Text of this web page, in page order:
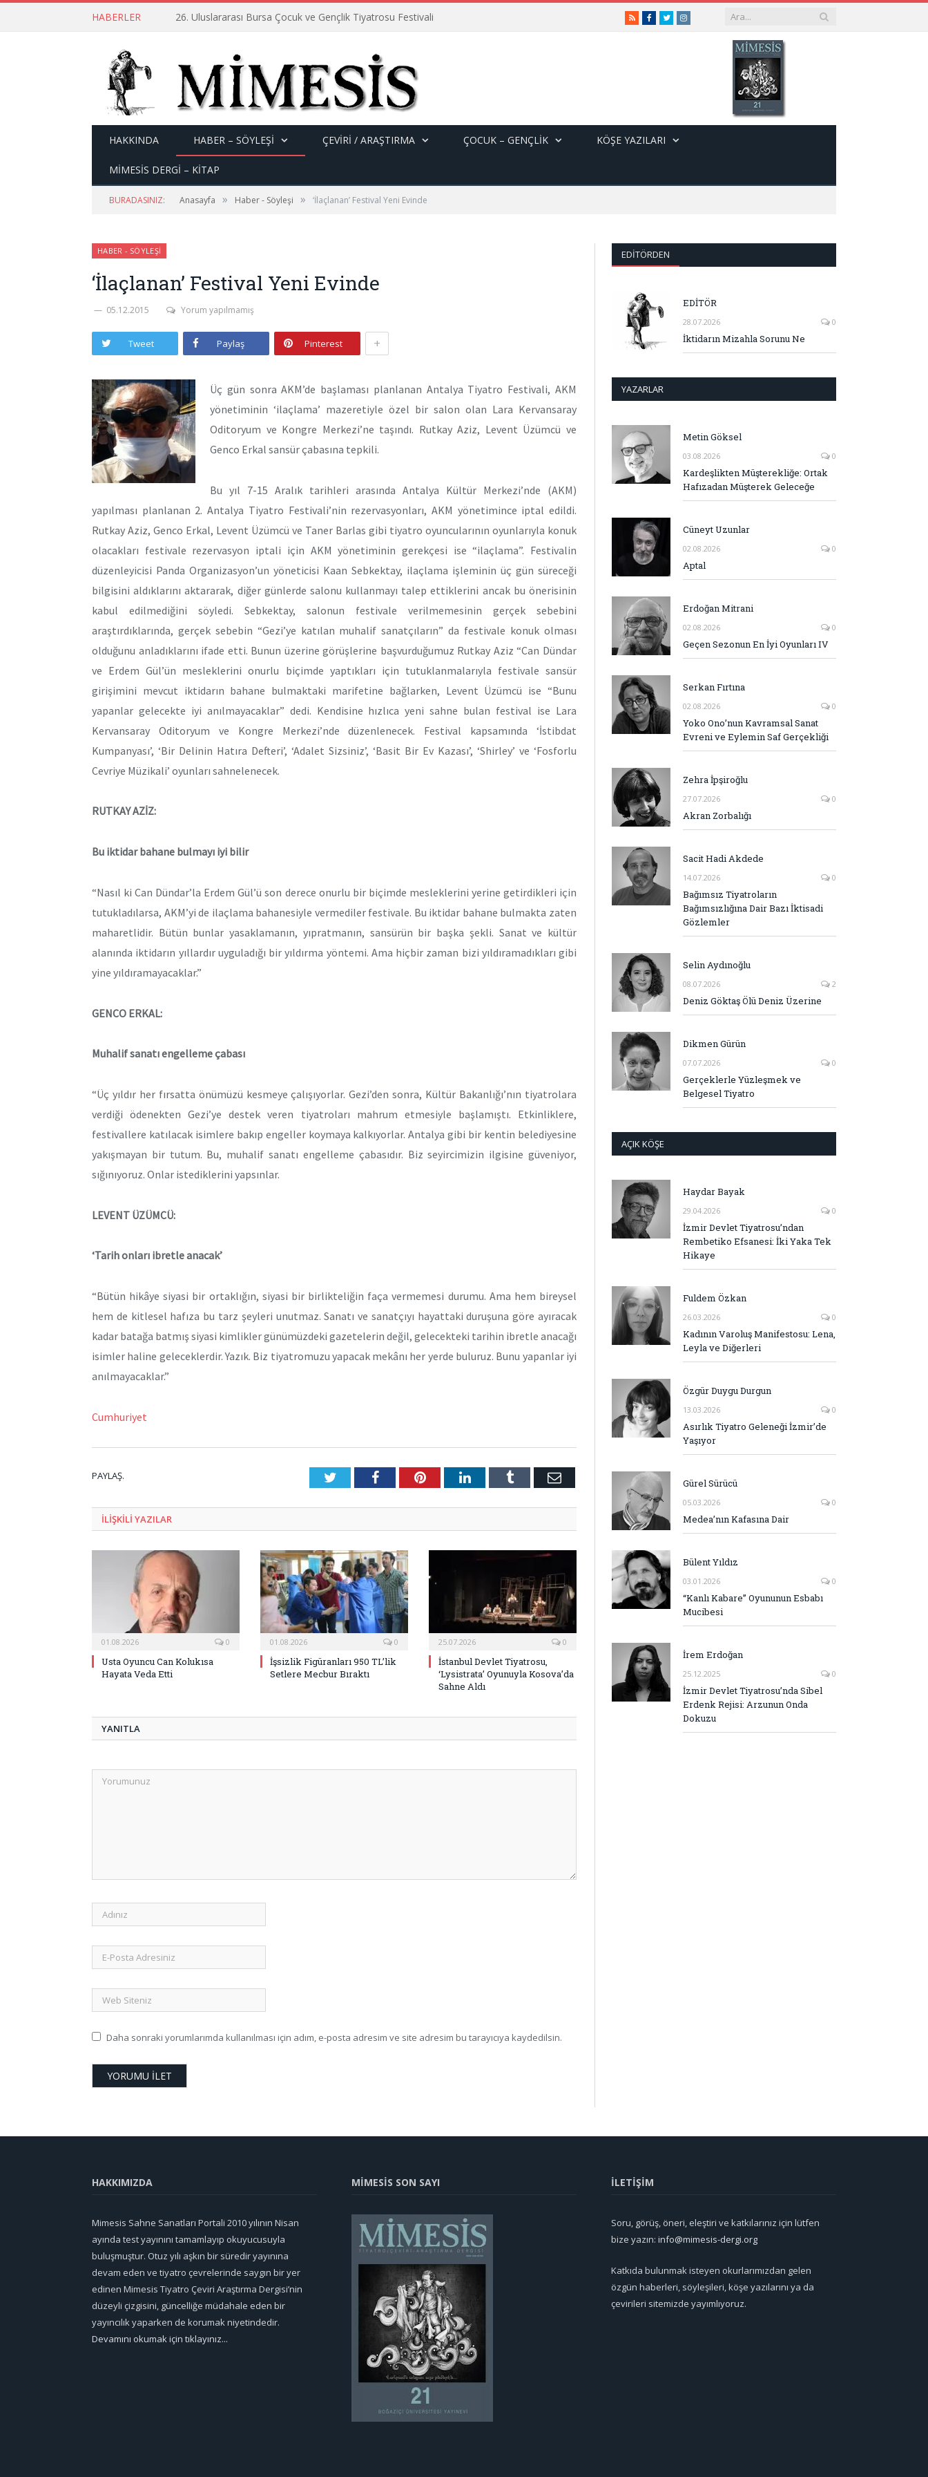
HABERLER 26. Uluslararası Bursa Çocuk ve Gençlik Tiyatrosu Festivali RSSFacebook
TwitterInstagram
HAKKINDA HABER – SÖYLEŞI ÇEVİRİ / ARAŞTIRMA ÇOCUK – GENÇLIK KÖŞE YAZILARI
MİMESİS DERGİ – KİTAP
BURADASINIZ: Anasayfa » Haber - Söyleşi » ‘İlaçlanan’ Festival Yeni Evinde
HABER - SÖYLEŞI
‘İlaçlanan’ Festival Yeni Evinde
05.12.2015 Yorum yapılmamış
Tweet Paylaş Pinterest +
Üç gün sonra AKM’de başlaması planlanan Antalya Tiyatro Festivali, AKM
yönetiminin ‘ilaçlama’ mazeretiyle özel bir salon olan Lara Kervansaray
Oditoryum ve Kongre Merkezi’ne taşındı. Rutkay Aziz, Levent Üzümcü ve
Genco Erkal sansür çabasına tepkili.
Bu yıl 7-15 Aralık tarihleri arasında Antalya Kültür Merkezi’nde (AKM)
yapılması planlanan 2. Antalya Tiyatro Festivali’nin rezervasyonları, AKM yönetimince iptal edildi.
Rutkay Aziz, Genco Erkal, Levent Üzümcü ve Taner Barlas gibi tiyatro oyuncularının oyunlarıyla konuk
olacakları festivale rezervasyon iptali için AKM yönetiminin gerekçesi ise “ilaçlama”. Festivalin
düzenleyicisi Panda Organizasyon’un yöneticisi Kaan Sebkektay, ilaçlama işleminin üç gün süreceği
bilgisini aldıklarını aktararak, diğer günlerde salonu kullanmayı talep ettiklerini ancak bu önerisinin
kabul edilmediğini söyledi. Sebkektay, salonun festivale verilmemesinin gerçek sebebini
araştırdıklarında, gerçek sebebin “Gezi’ye katılan muhalif sanatçıların” da festivale konuk olması
olduğunu anladıklarını ifade etti. Bunun üzerine görüşlerine başvurduğumuz Rutkay Aziz “Can Dündar
ve Erdem Gül’ün mesleklerini onurlu biçimde yaptıkları için tutuklanmalarıyla festivale sansür
girişimini mevcut iktidarın bahane bulmaktaki marifetine bağlarken, Levent Üzümcü ise “Bunu
yapanlar gelecekte iyi anılmayacaklar” dedi. Kendisine hızlıca yeni sahne bulan festival ise Lara
Kervansaray Oditoryum ve Kongre Merkezi’nde düzenlenecek. Festival kapsamında ‘İstibdat
Kumpanyası’, ‘Bir Delinin Hatıra Defteri’, ‘Adalet Sizsiniz’, ‘Basit Bir Ev Kazası’, ‘Shirley’ ve ‘Fosforlu
Cevriye Müzikali’ oyunları sahnelenecek.
RUTKAY AZİZ:
Bu iktidar bahane bulmayı iyi bilir
“Nasıl ki Can Dündar’la Erdem Gül’ü son derece onurlu bir biçimde mesleklerini yerine getirdikleri için
tutukladılarsa, AKM’yi de ilaçlama bahanesiyle vermediler festivale. Bu iktidar bahane bulmakta zaten
maharetlidir. Bütün bunlar yasaklamanın, yıpratmanın, sansürün bir başka şekli. Sanat ve kültür
alanında iktidarın yıllardır uyguladığı bir yıldırma yöntemi. Ama hiçbir zaman bizi yıldıramadıkları gibi
yine yıldıramayacaklar.”
GENCO ERKAL:
Muhalif sanatı engelleme çabası
“Üç yıldır her fırsatta önümüzü kesmeye çalışıyorlar. Gezi’den sonra, Kültür Bakanlığı’nın tiyatrolara
verdiği ödenekten Gezi’ye destek veren tiyatroları mahrum etmesiyle başlamıştı. Etkinliklere,
festivallere katılacak isimlere bakıp engeller koymaya kalkıyorlar. Antalya gibi bir kentin belediyesine
yakışmayan bir tutum. Bu, muhalif sanatı engelleme çabasıdır. Biz seyircimizin ilgisine güveniyor,
sığınıyoruz. Onlar istediklerini yapsınlar.
LEVENT ÜZÜMCÜ:
‘Tarih onları ibretle anacak’
“Bütün hikâye siyasi bir ortaklığın, siyasi bir birlikteliğin faça vermemesi durumu. Ama hem bireysel
hem de kitlesel hafıza bu tarz şeyleri unutmaz. Sanatı ve sanatçıyı hayattaki duruşuna göre ayıracak
kadar batağa batmış siyasi kimlikler günümüzdeki gazetelerin değil, gelecekteki tarihin ibretle anacağı
isimler haline geleceklerdir. Yazık. Biz tiyatromuzu yapacak mekânı her yerde buluruz. Bunu yapanlar iyi
anılmayacaklar.”
Cumhuriyet
PAYLAŞ. TwitterFacebookPinterestLinkedInTumblr E-
ILIŞKILI YAZILAR
01.08.2026 0
Usta Oyuncu Can Kolukısa
Hayata Veda Etti
01.08.2026 0
İşsizlik Figüranları 950 TL’lik
Setlere Mecbur Bıraktı
25.07.2026 0
İstanbul Devlet Tiyatrosu,
‘Lysistrata’ Oyunuyla Kosova’da
Sahne Aldı
YANITLA
Daha sonraki yorumlarımda kullanılması için adım, e-posta adresim ve site adresim bu tarayıcıya kaydedilsin.
EDITÖRDEN
EDİTÖR
28.07.2026 0
İktidarın Mizahla Sorunu Ne
YAZARLAR
Metin Göksel
03.08.2026 0
Kardeşlikten Müşterekliğe: Ortak
Hafızadan Müşterek Geleceğe
Cüneyt Uzunlar
02.08.2026 0
Aptal
Erdoğan Mitrani
02.08.2026 0
Geçen Sezonun En İyi Oyunları IV
Serkan Fırtına
02.08.2026 0
Yoko Ono’nun Kavramsal Sanat
Evreni ve Eylemin Saf Gerçekliği
Zehra İpşiroğlu
27.07.2026 0
Akran Zorbalığı
Sacit Hadi Akdede
14.07.2026 0
Bağımsız Tiyatroların
Bağımsızlığına Dair Bazı İktisadi
Gözlemler
Selin Aydınoğlu
08.07.2026 2
Deniz Göktaş Ölü Deniz Üzerine
Dikmen Gürün
07.07.2026 0
Gerçeklerle Yüzleşmek ve
Belgesel Tiyatro
AÇIK KÖŞE
Haydar Bayak
29.04.2026 0
İzmir Devlet Tiyatrosu’ndan
Rembetiko Efsanesi: İki Yaka Tek
Hikaye
Fuldem Özkan
26.03.2026 0
Kadının Varoluş Manifestosu: Lena,
Leyla ve Diğerleri
Özgür Duygu Durgun
13.03.2026 0
Asırlık Tiyatro Geleneği İzmir’de
Yaşıyor
Gürel Sürücü
05.03.2026 0
Medea’nın Kafasına Dair
Bülent Yıldız
03.01.2026 0
“Kanlı Kabare” Oyununun Esbabı
Mucibesi
İrem Erdoğan
25.12.2025 0
İzmir Devlet Tiyatrosu’nda Sibel
Erdenk Rejisi: Arzunun Onda
Dokuzu
HAKKIMIZDA
Mimesis Sahne Sanatları Portali 2010 yılının Nisan
ayında test yayınını tamamlayıp okuyucusuyla
buluşmuştur. Otuz yılı aşkın bir süredir yayınına
devam eden ve tiyatro çevrelerinde saygın bir yer
edinen Mimesis Tiyatro Çeviri Araştırma Dergisi’nin
düzeyli çizgisini, güncelliğe müdahale eden bir
yayıncılık yaparken de korumak niyetindedir.
Devamını okumak için tıklayınız...
MİMESİS SON SAYI İLETİŞİM
Soru, görüş, öneri, eleştiri ve katkılarınız için lütfen
bize yazın: info@mimesis-dergi.org
Katkıda bulunmak isteyen okurlarımızdan gelen
özgün haberleri, söyleşileri, köşe yazılarını ya da
çevirileri sitemizde yayımlıyoruz.